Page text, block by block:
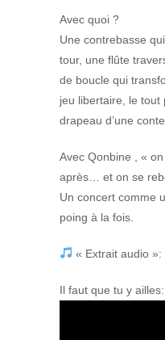
Avec quoi ?
Une contrebasse
tour, une flûte
de boucle qui
jeu libertaire, le tout
drapeau d’une
Avec Qonbine , «
après… et on se
Un concert comme
poing à la fois.
« Extrait audio »:
Il faut que tu y ailles: